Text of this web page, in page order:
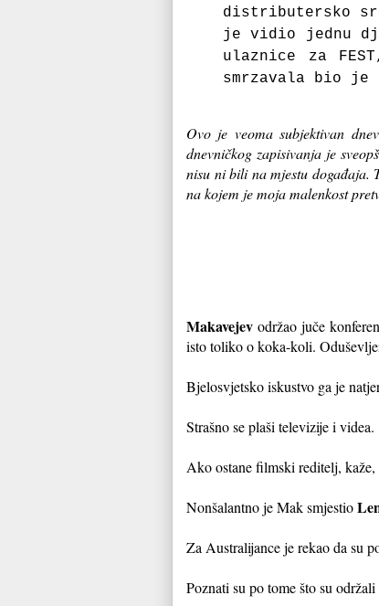
distributersko
je vidio jednu
ulaznice za
smrzavala bio
Ovo je veoma subjektivan
dnevničkog zapisivanja je
nisu ni bili na mjestu događaja.
na kojem je moja malenkost
Makavejev održaojuče
isto toliko o koka-koli.
Bjelosvjetsko iskustvo ga je
Strašno se plaši televizije i videa.
Ako ostane filmski reditelj,
Nonšalantno je Mak smjestio
Za Australijance je rekao da su
Poznati su po tome što su